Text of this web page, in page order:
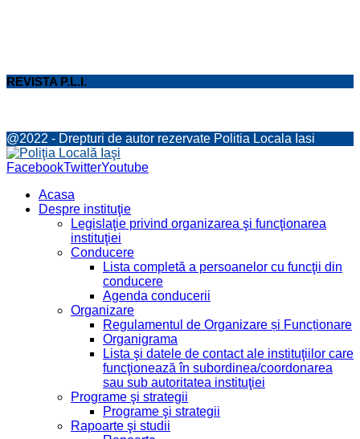
REVISTA P.L.I.
@2022 - Drepturi de autor rezervate Politia Locala Iasi
FacebookTwitterYoutube
Acasa
Despre instituţie
Legislaţie privind organizarea şi funcţionarea
instituţiei
Conducere
Lista completă a persoanelor cu funcţii din
conducere
Agenda conducerii
Organizare
Regulamentul de Organizare și Funcționare
Organigrama
Lista şi datele de contact ale instituţiilor care
funcţionează în subordinea/coordonarea
sau sub autoritatea instituţiei
Programe şi strategii
Programe şi strategii
Rapoarte şi studii